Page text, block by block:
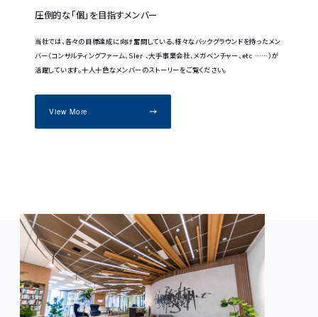
圧倒的な「個」を目指すメンバー
当社では、各々の目標達成に向け奮闘している、様々なバックグラウンドを持ったメン
バー（コンサルティングファーム、SIer 、大手事業会社、メガベンチャー、etc ……）が
活躍しています。十人十色なメンバーのストーリーをご覧ください。
View More